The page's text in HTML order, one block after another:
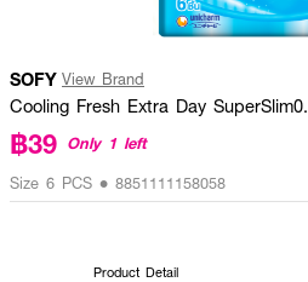
SOFY View Brand
Cooling Fresh Extra Day
฿39 Only 1 left
Size 6 PCS • 8851111158058
Product Detail